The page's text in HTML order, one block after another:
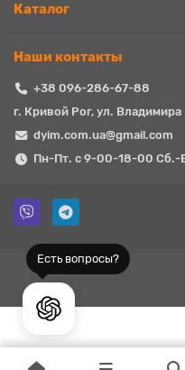
Есть вопросы?
Каталог
Наши контакты
+38 096-286-67-88
г. Кривой Рог, ул.
dyim.com.ua@gmail.com
Пн-Пт. с 9-00-18-00 Сб.-